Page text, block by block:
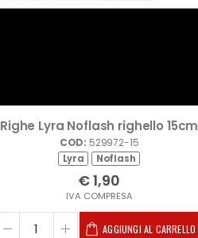
Righe Lyra Noflash righello 15cm
COD: 529972-15
Lyra Noflash
€ 1,90
IVA COMPRESA
AGGIUNGI AL CARRELLO